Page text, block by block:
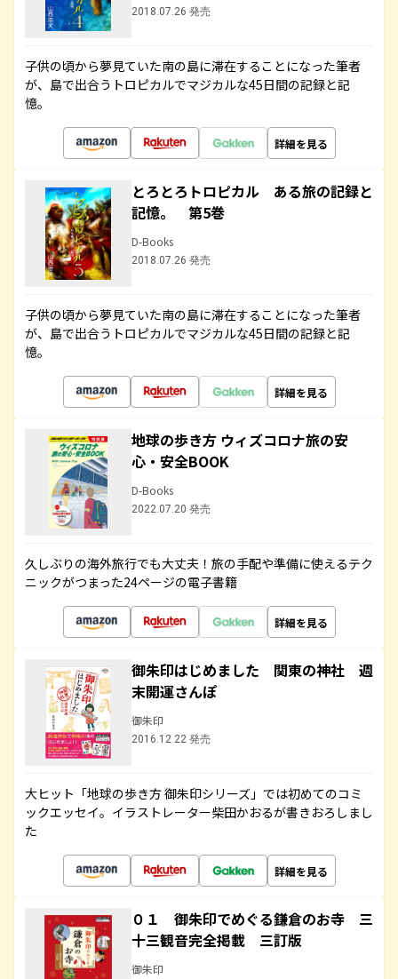
2018.07.26 発売
子供の頃から夢見ていた南の島に滞在することになった筆者
が、島で出合うトロピカルでマジカルな45日間の記録と記
憶。
詳細を見る
とろとろトロピカル ある旅の記録と
記憶。 第5巻
D-Books
2018.07.26 発売
子供の頃から夢見ていた南の島に滞在することになった筆者
が、島で出合うトロピカルでマジカルな45日間の記録と記
憶。
詳細を見る
地球の歩き方 ウィズコロナ旅の安
心・安全BOOK
D-Books
2022.07.20 発売
久しぶりの海外旅行でも大丈夫！旅の手配や準備に使えるテク
ニックがつまった24ページの電子書籍
詳細を見る
御朱印はじめました 関東の神社 週
末開運さんぽ
御朱印
2016.12.22 発売
大ヒット「地球の歩き方 御朱印シリーズ」では初めてのコミ
ックエッセイ。イラストレーター柴田かおるが書きおろしまし
た
詳細を見る
０１ 御朱印でめぐる鎌倉のお寺 三
十三観音完全掲載 三訂版
御朱印